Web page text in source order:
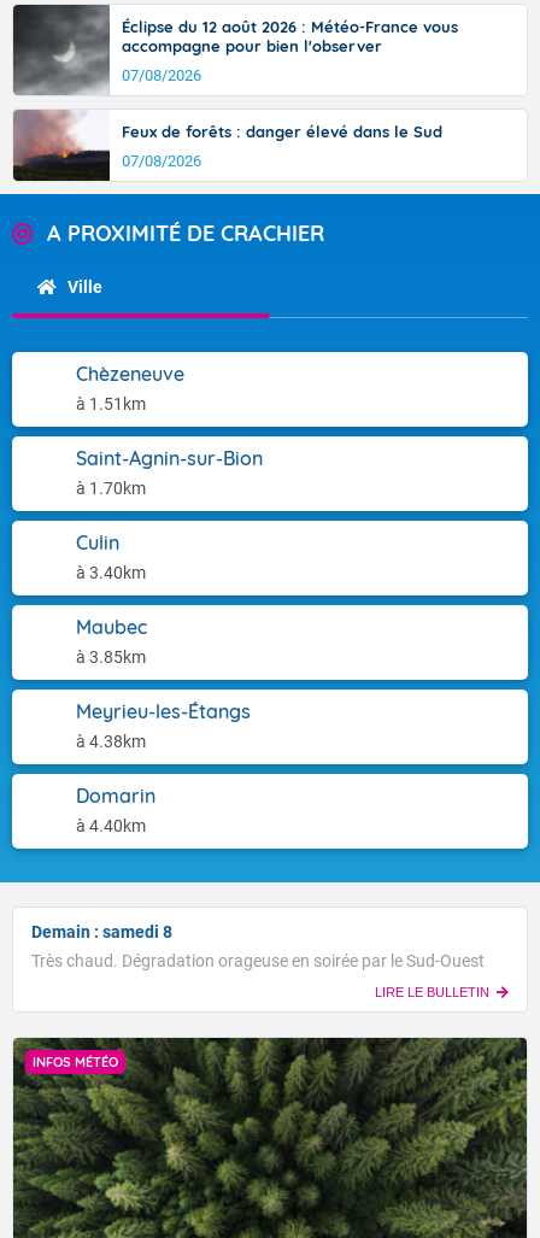
Éclipse du 12 août 2026 : Météo-France vous
accompagne pour bien l'observer
07/08/2026
Feux de forêts : danger élevé dans le Sud
07/08/2026
A PROXIMITÉ DE CRACHIER
Ville
Chèzeneuve
à 1.51km
Saint-Agnin-sur-Bion
à 1.70km
Culin
à 3.40km
Maubec
à 3.85km
Meyrieu-les-Étangs
à 4.38km
Domarin
à 4.40km
Demain : samedi 8
Très chaud. Dégradation orageuse en soirée par le Sud-Ouest
LIRE LE BULLETIN
INFOS MÉTÉO